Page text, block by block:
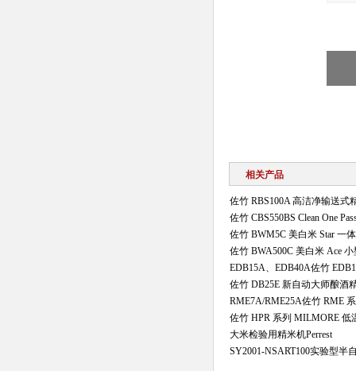
相关产品
佐竹 RBS100A 高洁净输送式
佐竹 CBS550BS Clean One
佐竹 BWM5C 美白米 Star 一
佐竹 BWA500C 美白米 Ace
EDB15A、EDB40A佐竹
佐竹 DB25E 新自动大师酿酒
RME7A/RME25A佐竹 RME
佐竹 HPR 系列 MILMORE 低
大米检验用精米机Perrest
SY2001-NSART100实验型半